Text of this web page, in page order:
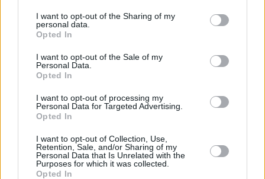
not limited to your visit or usage behaviour. You may click to
grant or deny consent to Google and its third-party tags to
use your data for below specified purposes in below Google
consent section.
I want to opt-out of the Sharing of my
personal data.
Opted In
I want to opt-out of the Sale of my
Personal Data.
Opted In
I want to opt-out of processing my
Personal Data for Targeted Advertising.
Opted In
I want to opt-out of Collection, Use,
Retention, Sale, and/or Sharing of my
Personal Data that Is Unrelated with the
Purposes for which it was collected.
Opted In
Retro stílust vinnél az otthonodba? Ez a 7
lakberendezési ötlet karaktert ad a térnek